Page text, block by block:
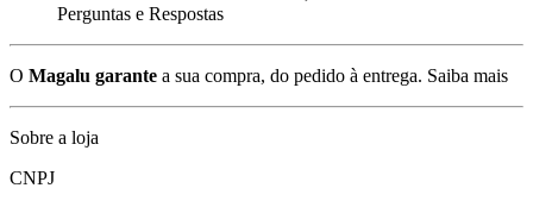
Perguntas e Respostas
O Magalu garante a sua compra, do pedido à entrega. Saiba mais
Sobre a loja
CNPJ